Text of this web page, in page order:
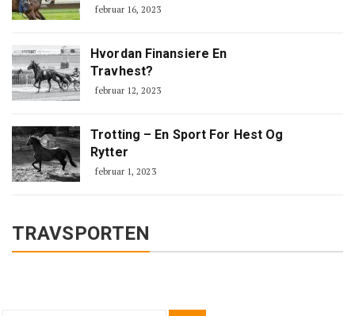
februar 16, 2023
Hvordan Finansiere En
Travhest?
februar 12, 2023
Trotting – En Sport For Hest Og
Rytter
februar 1, 2023
TRAVSPORTEN